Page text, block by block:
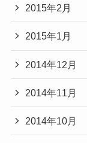
2015年2月
2015年1月
2014年12月
2014年11月
2014年10月